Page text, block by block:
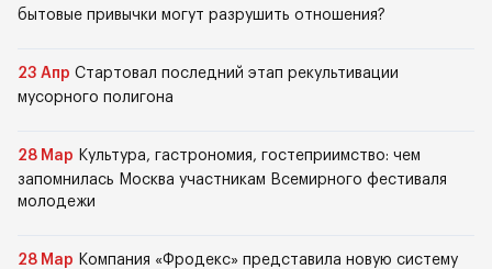
бытовые привычки могут разрушить отношения?
23 Апр Стартовал последний этап рекультивации
мусорного полигона
28 Мар Культура, гастрономия, гостеприимство: чем
запомнилась Москва участникам Всемирного фестиваля
молодежи
28 Мар Компания «Фродекс» представила новую систему